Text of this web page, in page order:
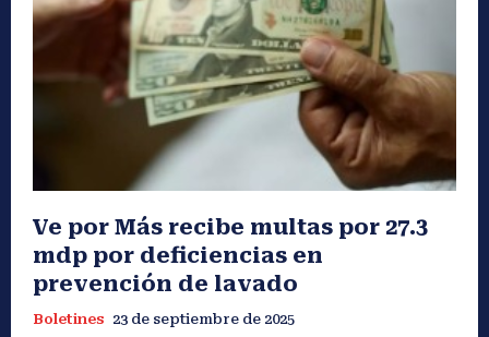
Ve por Más recibe multas por 27.3
mdp por deficiencias en
prevención de lavado
Boletines 23 de septiembre de 2025